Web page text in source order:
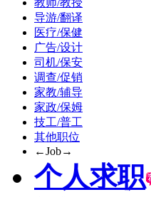
教师/教授
导游/翻译
医疗/保健
广告/设计
司机/保安
调查/促销
家教/辅导
家政/保姆
技工/普工
其他职位
←Job→
个人求职